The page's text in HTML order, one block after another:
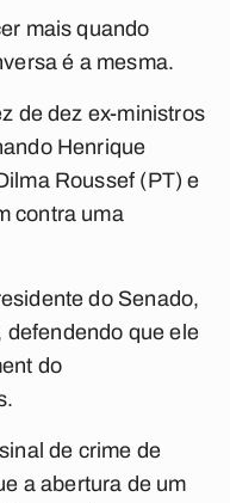
mais quando
é a mesma.
de dez ex-ministros
Henrique
Roussef (PT) e
contra uma
do Senado,
que ele
do
de crime de
a abertura de um